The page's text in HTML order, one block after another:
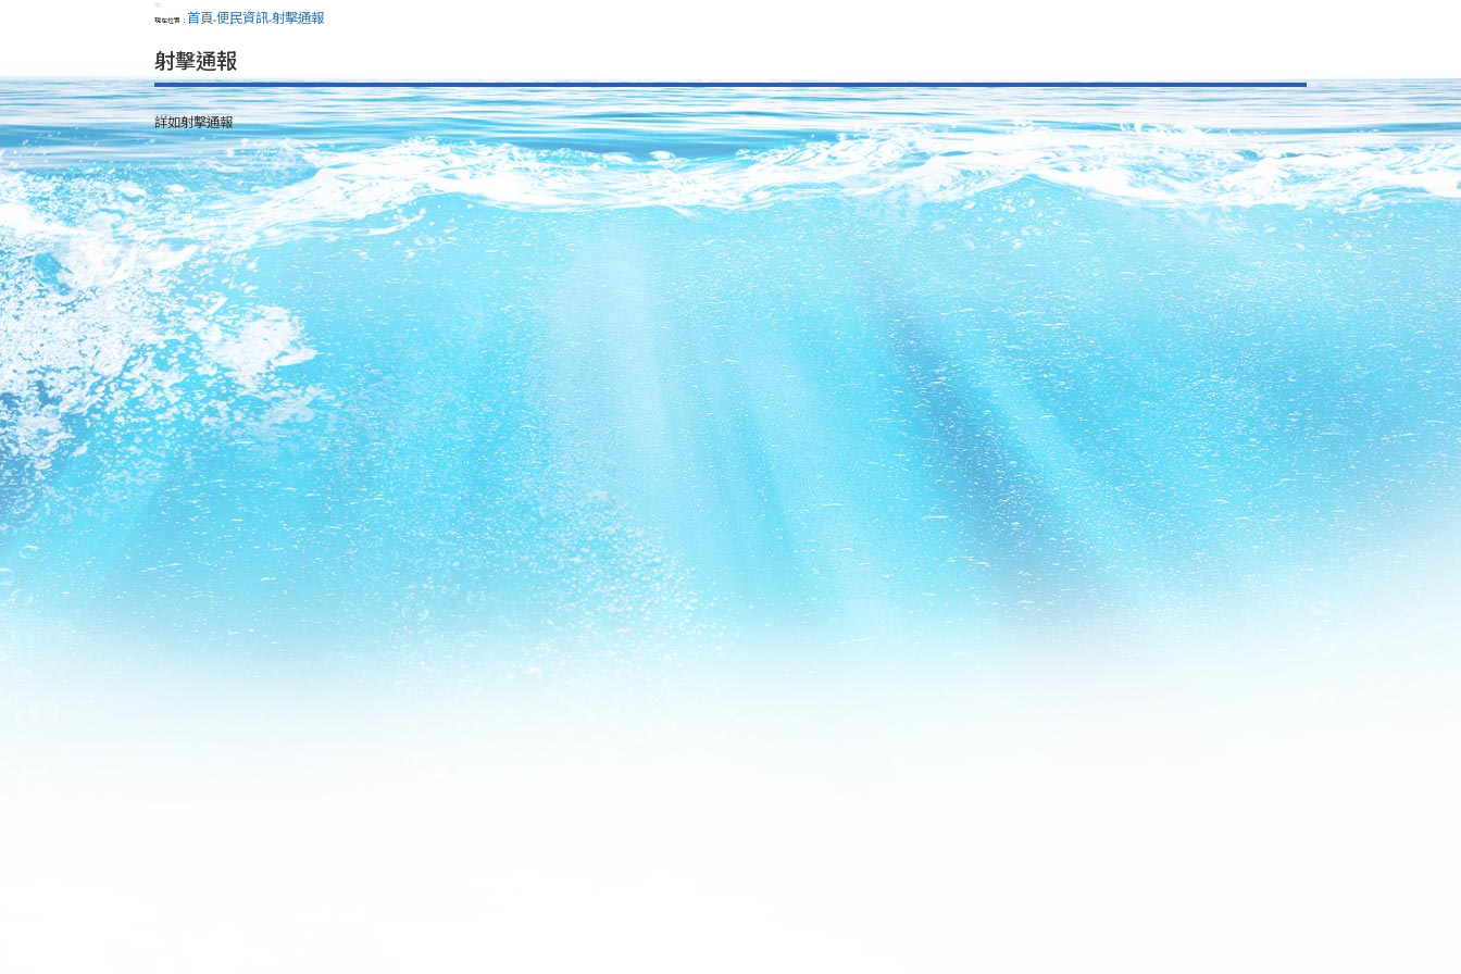
:::
現在位置： 首頁>便民資訊>射擊通報
射擊通報
詳如射擊通報